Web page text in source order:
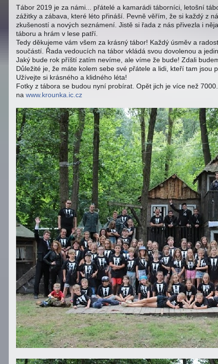
Tábor 2019 je za námi... přátelé a kamarádi táborníci, letošní
zážitky a zábava, které léto přináší. Pevně věřím, že si každý z
zkušeností a nových seznámení. Jistě si řada z nás přivezla i
táboru a hrám v lese patří.
Tedy děkujeme vám všem za krásný tábor! Každý úsměv a
součástí. Řada vedoucích na tábor vkládá svou dovolenou a
Jaký bude rok příští zatím nevíme, ale víme že bude! Zdali
Důležité je, že máte kolem sebe své přátele a lidi, kteří tam jsou
Užívejte si krásného a klidného léta!
Fotky z tábora se budou nyní probírat. Opět jich je více než
na www.krounka.ic.cz